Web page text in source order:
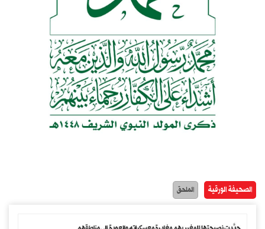
الصحيفة الورقية الملحق